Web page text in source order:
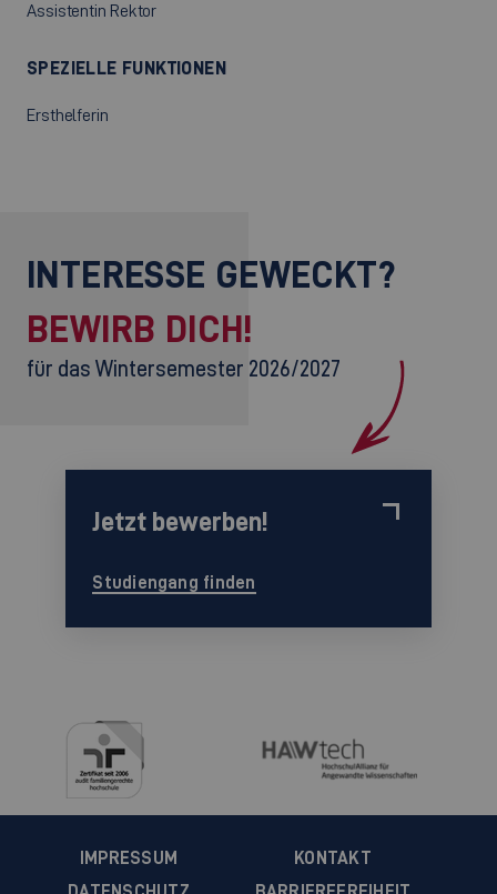
Assistentin Rektor
SPEZIELLE FUNKTIONEN
Ersthelferin
INTERESSE GEWECKT?
BEWIRB DICH!
für das Wintersemester 2026/2027
Jetzt bewerben!
Studiengang finden
IMPRESSUM
KONTAKT